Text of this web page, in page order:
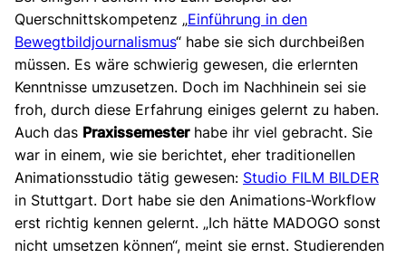
Querschnittskompetenz „Einführung in den
Bewegtbildjournalismus“ habe sie sich durchbeißen
müssen. Es wäre schwierig gewesen, die erlernten
Kenntnisse umzusetzen. Doch im Nachhinein sei sie
froh, durch diese Erfahrung einiges gelernt zu haben.
Auch das Praxissemesterhabe ihr viel gebracht. Sie
war in einem, wie sie berichtet, eher traditionellen
Animationsstudio tätig gewesen: Studio FILM BILDER
in Stuttgart. Dort habe sie den Animations-Workflow
erst richtig kennen gelernt. „Ich hätte MADOGO sonst
nicht umsetzen können“, meint sie ernst. Studierenden